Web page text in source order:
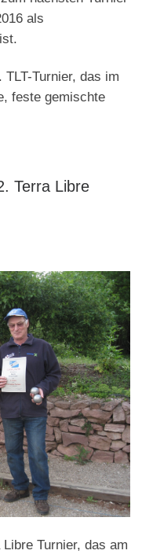
als
Turnier, das im
feste gemischte
Terra Libre
Turnier, das am